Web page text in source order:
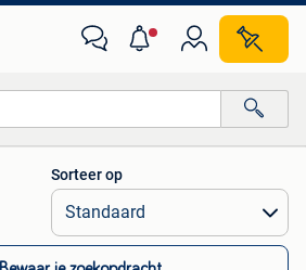
Alle afstanden…
Sorteer op